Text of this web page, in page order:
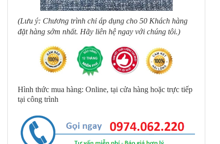
(Lưu ý: Chương trình chỉ áp dụng cho 50 Khách hàng
đặt hàng sớm nhất. Hãy liên hệ ngay với chúng tôi.)
Hình thức mua hàng: Online, tại cửa hàng hoặc trực tiếp
tại công trình